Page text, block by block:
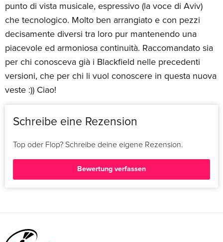
punto di vista musicale, espressivo (la voce di Aviv)
che tecnologico. Molto ben arrangiato e con pezzi
decisamente diversi tra loro pur mantenendo una
piacevole ed armoniosa continuità. Raccomandato sia
per chi conosceva già i Blackfield nelle precedenti
versioni, che per chi li vuol conoscere in questa nuova
veste :)) Ciao!
Schreibe eine Rezension
Top oder Flop? Schreibe deine eigene Rezension.
Bewertung verfassen